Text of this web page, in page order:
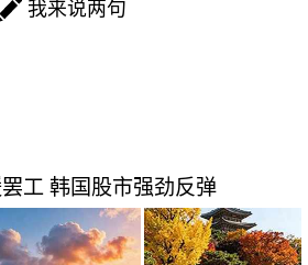
我来说两句
工 韩国股市强劲反弹